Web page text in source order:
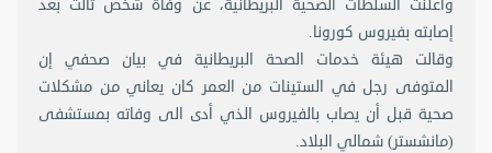
وأعلنت السلطات الصحية البريطانية، عن وفاة شخص ثالث بعد
إصابته بفيروس كورونا.
وقالت هيئة خدمات الصحة البريطانية في بيان صحفي إن
المتوفى رجل في الستينات من العمر كان يعاني من مشكلات
صحية قبل أن يصاب بالفيروس الذي أدى الى وفاته بمستشفى
(مانشستر) شمالي البلاد.